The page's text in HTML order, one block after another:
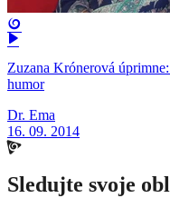
Zuzana Krónerová
humor
Dr. Ema
16. 09. 2014
Sledujte svoje